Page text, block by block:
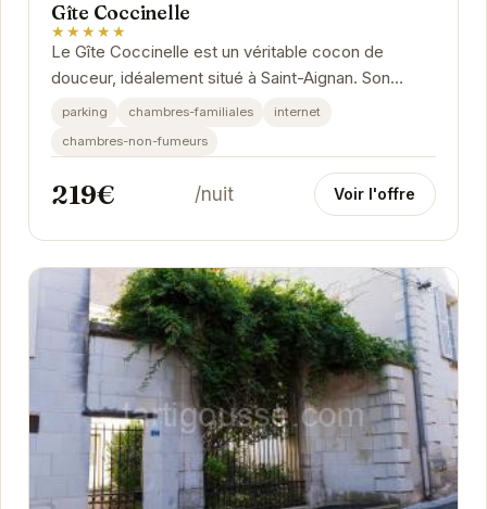
Gîte Coccinelle
★★★★★
Le Gîte Coccinelle est un véritable cocon de
douceur, idéalement situé à Saint-Aignan. Son
ambiance chaleureuse et ses prestations de
parking chambres-familiales
internet
chambres-non-fumeurs
219€ /nuit Voir l'offre